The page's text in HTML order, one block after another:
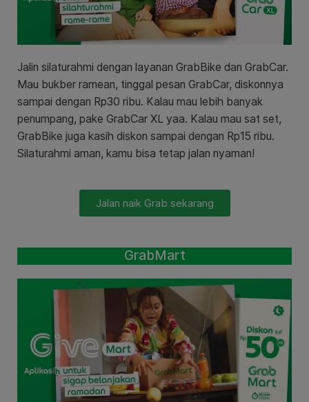
Jalin silaturahmi dengan layanan GrabBike dan GrabCar.
Mau bukber ramean, tinggal pesan GrabCar, diskonnya
sampai dengan Rp30 ribu. Kalau mau lebih banyak
penumpang, pake GrabCar XL yaa. Kalau mau sat set,
GrabBike juga kasih diskon sampai dengan Rp15 ribu.
Silaturahmi aman, kamu bisa tetap jalan nyaman!
Jalan naik Grab sekarang
GrabMart